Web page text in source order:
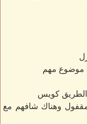
موضوع مهم
الطريق كويس
وهناك شافهم مع